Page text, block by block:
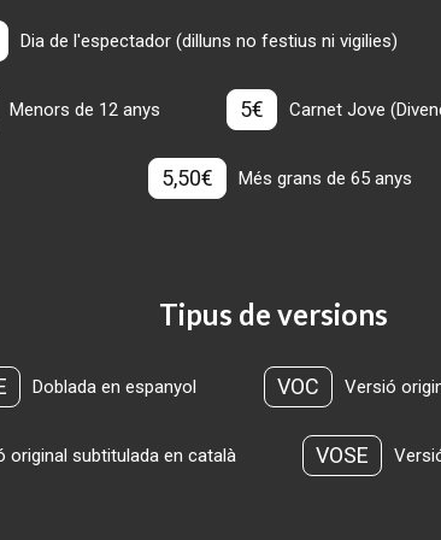
Dia de l'espectador (dilluns no festius ni vigilies)
Menors de 12 anys 5€ Carnet Jove
5,50€ Més grans de 65 anys
Tipus de versions
Doblada en espanyol VOC Versió
original subtitulada en català VOSE